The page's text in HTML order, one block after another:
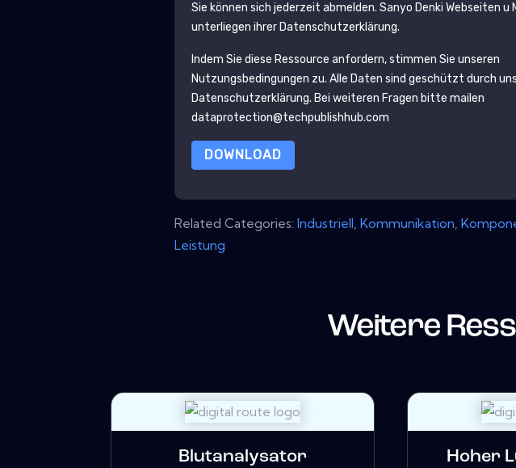
Sie können sich jederzeit abmelden.Sanyo Denki Webseiten u
unterliegen ihrer Datenschutzerklärung.
Indem Sie diese Ressource anfordern, stimmen Sie unseren
Nutzungsbedingungen zu. Alle Daten sind geschützt durch
Datenschutzerklärung. Bei weiteren Fragen bitte mailen
dataprotection@techpublishhub.com
DOWNLOAD
Related Categories:Industriell,Kommunikation,
Leistung
Weitere
Blutanalysator
Hoher